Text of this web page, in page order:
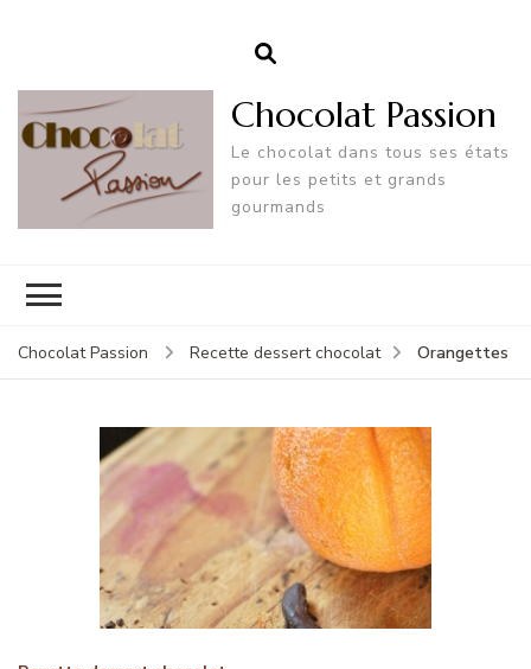
Chocolat Passion
Le chocolat dans tous ses états
pour les petits et grands
gourmands
Chocolat Passion Recette dessert chocolat Orangettes